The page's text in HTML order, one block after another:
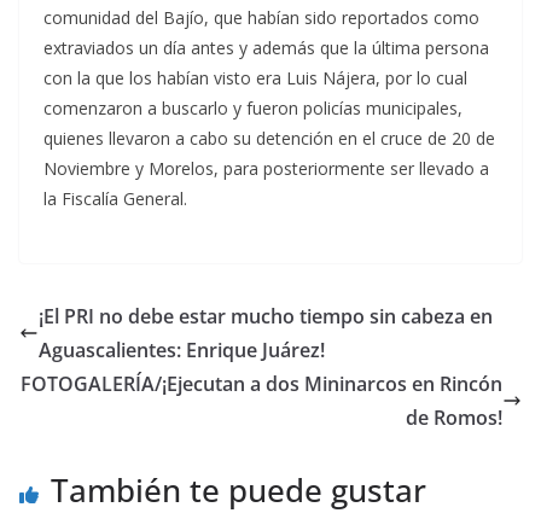
comunidad del Bajío, que habían sido reportados como
extraviados un día antes y además que la última persona
con la que los habían visto era Luis Nájera, por lo cual
comenzaron a buscarlo y fueron policías municipales,
quienes llevaron a cabo su detención en el cruce de 20 de
Noviembre y Morelos, para posteriormente ser llevado a
la Fiscalía General.
¡El PRI no debe estar mucho tiempo sin cabeza en
Aguascalientes: Enrique Juárez!
FOTOGALERÍA/¡Ejecutan a dos Mininarcos en Rincón
de Romos!
También te puede gustar